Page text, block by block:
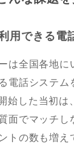
用できる電
は全国各地
電話システム
始した当初
面でマッチし
トの数も増